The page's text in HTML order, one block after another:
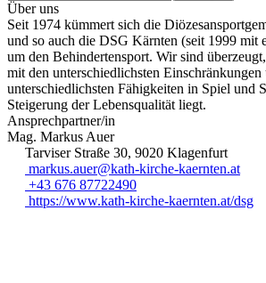
Über uns
Seit 1974 kümmert sich die
und so auch die DSG Kärnten (seit 1999 mit
um den Behindertensport. Wir sind
mit den unterschiedlichsten
unterschiedlichsten Fähigkeiten in Spiel und
Steigerung der Lebensqualität liegt.
Ansprechpartner/in
Mag. Markus Auer
Tarviser Straße 30, 9020 Klagenfurt
markus.auer@kath-kirche-kaernten.at
+43 676 87722490
https://www.kath-kirche-kaernten.at/dsg